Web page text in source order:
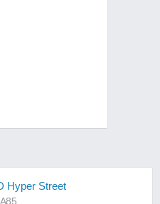
Hyper Street